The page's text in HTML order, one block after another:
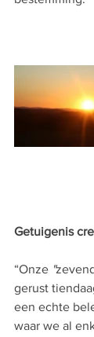
Getuigenis
“Onze "
gerust
een echte
waar we al